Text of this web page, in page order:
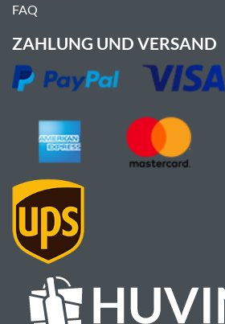
FAQ
ZAHLUNG UND VERSAND